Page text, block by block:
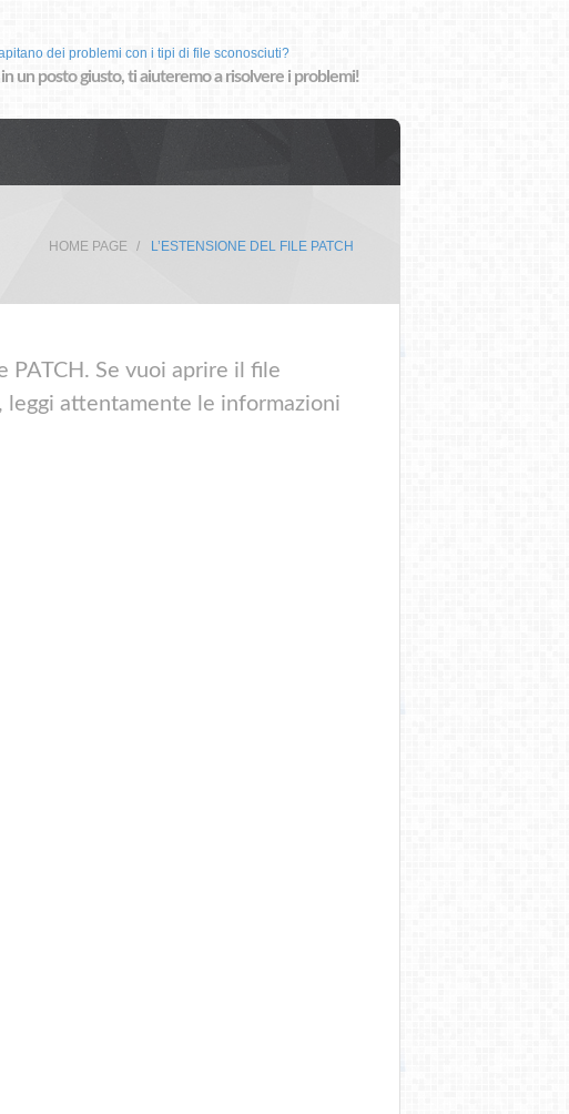
dei problemi con i tipi di file sconosciuti?
un posto giusto, ti aiuteremo a risolvere i problemi!
HOME PAGE L’ESTENSIONE DEL FILE PATCH
PATCH. Se vuoi aprire il file
leggi attentamente le informazioni